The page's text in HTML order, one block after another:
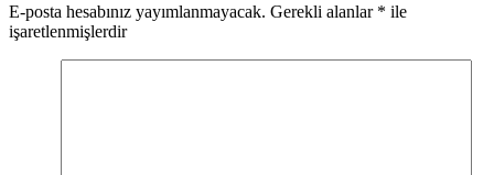
E-posta hesabınız yayımlanmayacak. Gerekli alanlar * ile
işaretlenmişlerdir